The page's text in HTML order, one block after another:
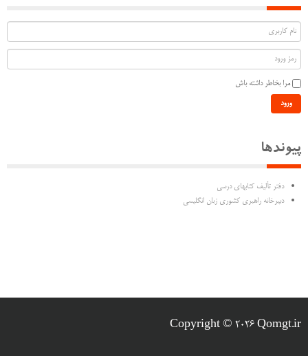
مرا بخاطر داشته باش
ورود
پیوندها
دفتر تألیف كتابهاي درسي
دبیرخانه راهبری کشوری زبان انگلیسی
Copyright © 2026 Qomgt.ir